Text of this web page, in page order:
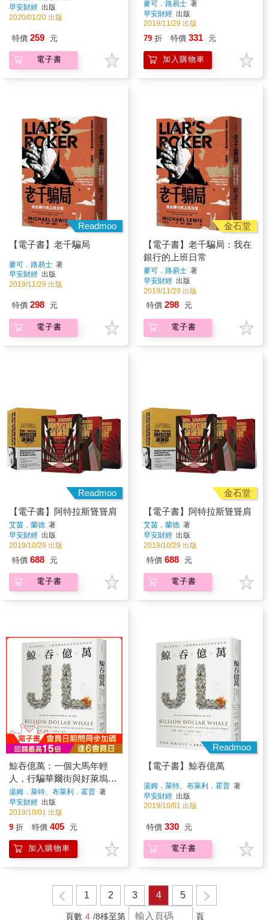
早安財經 出版
2020/01/20 出版
特價 259 元
電子書
麥可．路易士 著
早安財經 出版
2019/11/29 出版
79 折 特價 331 元
加入購物車
Readmoo
【電子書】老千騙局
麥可．路易士 著
早安財經 出版
2019/11/29 出版
特價 298 元
電子書
金石堂
【電子書】老千騙局：我在
銀行的上班日常
麥可．路易士 著
早安財經 出版
2019/11/29 出版
特價 298 元
電子書
Readmoo
【電子書】阿特拉斯聳聳肩
艾茵．蘭德 著
早安財經 出版
2019/10/29 出版
特價 688 元
電子書
金石堂
【電子書】阿特拉斯聳聳肩
艾茵．蘭德 著
早安財經 出版
2019/10/29 出版
特價 688 元
電子書
鯨吞億萬：一個大馬年輕
人，行騙華爾街與好萊塢的
真實故事
湯姆．萊特、布萊利．霍普 著
早安財經 出版
2019/10/01 出版
9 折 特價 405 元
加入購物車
Readmoo
【電子書】鯨吞億萬
湯姆．萊特、布萊利．霍普 著
早安財經 出版
2019/10/01 出版
特價 330 元
電子書
1 2 3 4 5
頁數 4 /8移至第 頁